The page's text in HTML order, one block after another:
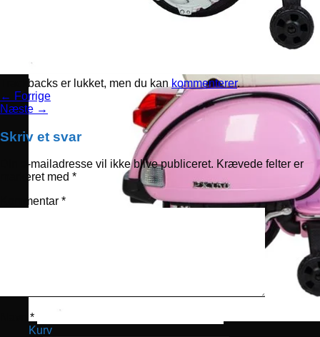
Kurv
Trackbacks er lukket, men du kan kommenterer.
← Forrige
Næste →
Skriv et svar
Din e-mailadresse vil ikke blive publiceret. Krævede felter er
markeret med *
Kommentar *
*